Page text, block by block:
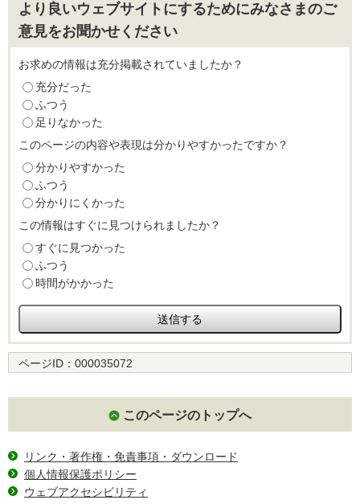
より良いウェブサイトにするためにみなさまのご
意見をお聞かせください
お求めの情報は充分掲載されていましたか？
充分だった
ふつう
足りなかった
このページの内容や表現は分かりやすかったですか？
分かりやすかった
ふつう
分かりにくかった
この情報はすぐに見つけられましたか？
すぐに見つかった
ふつう
時間がかかった
ページID： 000035072
このページのトップへ
リンク・著作権・免責事項・ダウンロード
個人情報保護ポリシー
ウェブアクセシビリティ